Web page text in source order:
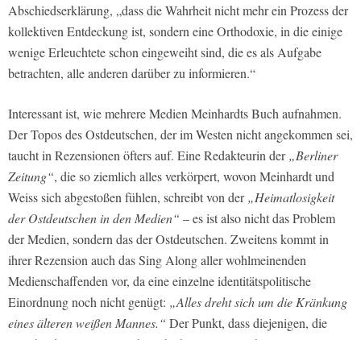
Abschiedserklärung, „dass die Wahrheit nicht mehr ein Prozess der
kollektiven Entdeckung ist, sondern eine Orthodoxie, in die einige
wenige Erleuchtete schon eingeweiht sind, die es als Aufgabe
betrachten, alle anderen darüber zu informieren.“
Interessant ist, wie mehrere Medien Meinhardts Buch aufnahmen.
Der Topos des Ostdeutschen, der im Westen nicht angekommen sei,
taucht in Rezensionen öfters auf. Eine Redakteurin der„Berliner
Zeitung“, die so ziemlich alles verkörpert, wovon Meinhardt und
Weiss sich abgestoßen fühlen, schreibt von der„Heimatlosigkeit
der Ostdeutschen in den Medien“ – es ist also nicht das Problem
der Medien, sondern das der Ostdeutschen. Zweitens kommt in
ihrer Rezension auch das Sing Along aller wohlmeinenden
Medienschaffenden vor, da eine einzelne identitätspolitische
Einordnung noch nicht genügt: „Alles dreht sich um die Kränkung
eines älteren weißen Mannes.“ Der Punkt, dass diejenigen, die